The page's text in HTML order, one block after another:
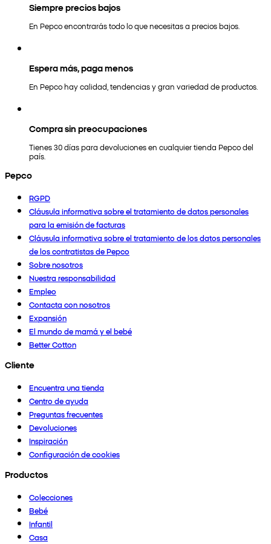
Siempre precios bajos
En Pepco encontrarás todo lo que necesitas a precios bajos.
Espera más, paga menos
En Pepco hay calidad, tendencias y gran variedad de productos.
Compra sin preocupaciones
Tienes 30 días para devoluciones en cualquier tienda Pepco del
país.
Pepco
RGPD
Cláusula informativa sobre el tratamiento de datos personales
para la emisión de facturas
Cláusula informativa sobre el tratamiento de los datos personales
de los contratistas de Pepco
Sobre nosotros
Nuestra responsabilidad
Empleo
Contacta con nosotros
Expansión
El mundo de mamá y el bebé
Better Cotton
Cliente
Encuentra una tienda
Centro de ayuda
Preguntas frecuentes
Devoluciones
Inspiración
Configuración de cookies
Productos
Colecciones
Bebé
Infantil
Casa